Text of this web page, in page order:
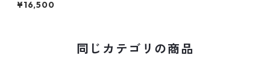
¥16,500
同じカテゴリの商品